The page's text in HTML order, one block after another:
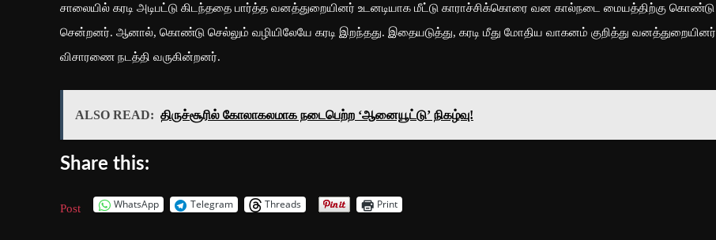
சாலையில் கரடி அடிபட்டு கிடந்ததை பார்த்த வனத்துறையினர் உடனடியாக மீட்டு காராச்சிக்கொரை வன கால்நடை மையத்திற்கு கொண்டு
சென்றனர். ஆனால், கொண்டு செல்லும் வழியிலேயே கரடி இறந்தது. இதையடுத்து, கரடி மீது மோதிய வாகனம் குறித்து வனத்துறையினர்
விசாரணை நடத்தி வருகின்றனர்.
ALSO READ: திருச்சூரில் கோலாகலமாக நடைபெற்ற ‘ஆனையூட்டு’ நிகழ்வு!
Share this:
Post WhatsApp Telegram Threads Print